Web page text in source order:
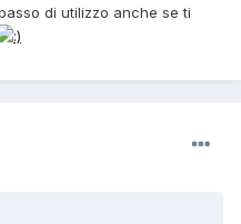
di utilizzo anche se ti